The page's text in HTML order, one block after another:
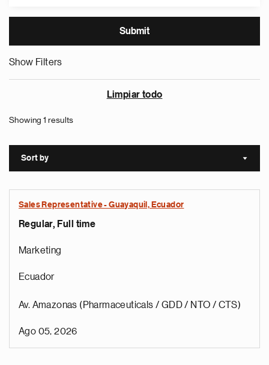
Show Filters
Limpiar todo
Showing 1 results
Sort by Sort
Sales Representative - Guayaquil, Ecuador
Regular, Full time
Marketing
Ecuador
Av. Amazonas (Pharmaceuticals / GDD / NTO / CTS)
Ago 05, 2026